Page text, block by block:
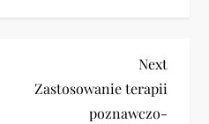
Next
Post
Next
Zastosowanie terapii
poznawczo-